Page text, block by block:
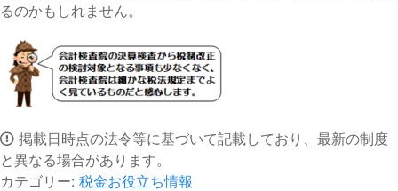
るのかもしれません。
掲載日時点の法令等に基づいて記載しており、最新の制度
と異なる場合があります。
カテゴリー: 税金お役立ち情報